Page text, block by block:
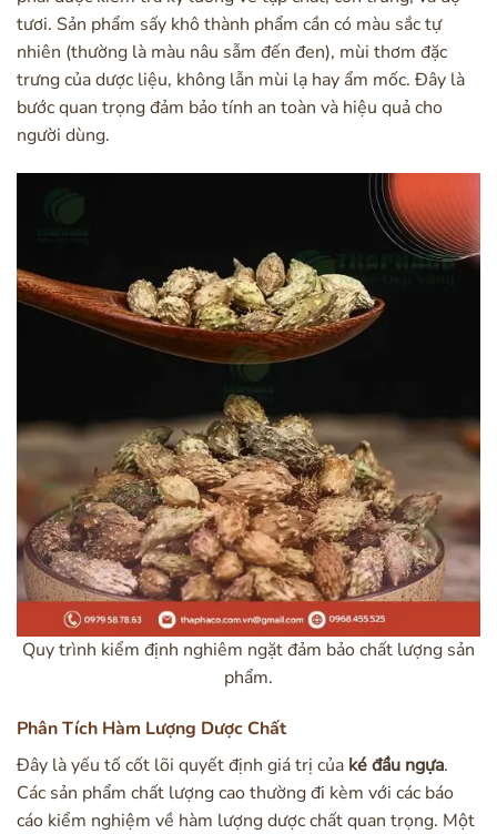
tươi. Sản phẩm sấy khô thành phẩm cần có màu sắc tự
nhiên (thường là màu nâu sẫm đến đen), mùi thơm đặc
trưng của dược liệu, không lẫn mùi lạ hay ẩm mốc. Đây là
bước quan trọng đảm bảo tính an toàn và hiệu quả cho
người dùng.
Quy trình kiểm định nghiêm ngặt đảm bảo chất lượng sản
phẩm.
Phân Tích Hàm Lượng Dược Chất
Đây là yếu tố cốt lõi quyết định giá trị của ké đầu ngựa.
Các sản phẩm chất lượng cao thường đi kèm với các báo
cáo kiểm nghiệm về hàm lượng dược chất quan trọng. Một